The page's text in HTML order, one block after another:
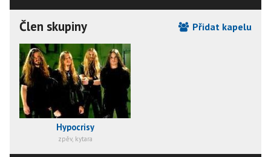
Člen skupiny Přidat kapelu
Hypocrisy
zpěv, kytara